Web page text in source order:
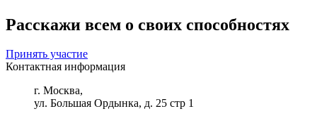
Расскажи всем о своих способностях
Принять участие
Контактная информация
г. Москва,
ул. Большая Ордынка, д. 25 стр 1